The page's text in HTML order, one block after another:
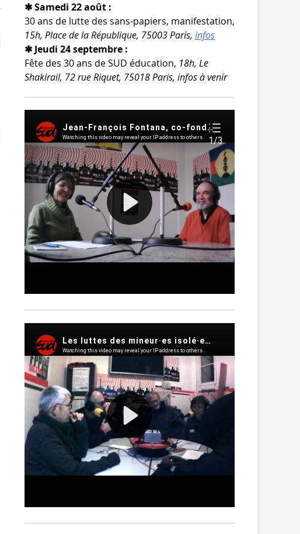
✱ Samedi 22 août :
30 ans de lutte des sans-​papiers, mani­fes­ta­tion,
15h, Place de la République, 75003 Paris, infos
✱ Jeudi 24 septembre :
Fête des 30 ans de SUD édu­ca­tion, 18h, Le
Shakirail, 72 rue Riquet, 75018 Paris, infos à venir